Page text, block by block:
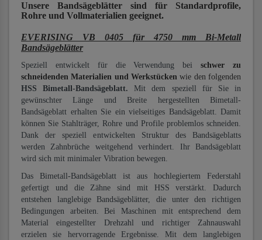
Unsere Bandsägeblätter sind für Standardprofile,
Rohre und Vollmaterialien geeignet.
EVERISING VB 0405 für 4750 mm Bi-Metall
Bandsägeblätter
Speziell entwickelt für die Verwendung beischwer zu
schneidenden Materialien und Werkstücken wie den folgenden
HSS Bimetall-Bandsägeblatt. Mit dem speziell für Sie in
gewünschter Länge und Breite hergestellten Bimetall-
Bandsägeblatt erhalten Sie ein vielseitiges Bandsägeblatt. Damit
können Sie Stahlträger, Rohre und Profile problemlos schneiden.
Dank der speziell entwickelten Struktur des Bandsägeblatts
werden Zahnbrüche weitgehend verhindert. Ihr Bandsägeblatt
wird sich mit minimaler Vibration bewegen.
Das Bimetall-Bandsägeblatt ist aus hochlegiertem Federstahl
gefertigt und die Zähne sind mit HSS verstärkt. Dadurch
entstehen langlebige Bandsägeblätter, die unter den richtigen
Bedingungen arbeiten. Bei Maschinen mit entsprechend dem
Material eingestellter Drehzahl und richtiger Zahnauswahl
erzielen sie hervorragende Ergebnisse. Mit dem langlebigen